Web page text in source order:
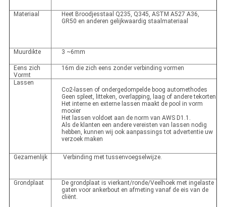
Materiaal
Heet Broodjesstaal Q235, Q345, ASTM A527 A36,
GR50 en anderen gelijkwaardig staalmateriaal
Muurdikte 3 ~6mm
Eens zich
Vormt
16m die zich eens zonder verbinding vormen
Lassen
Co2-lassen of ondergedompelde boog automethodes
Geen spleet, litteken, overlapping, laag of andere tekorten
Het interne en externe lassen maakt de pool in vorm
mooier
Het lassen voldoet aan de norm van AWS D1.1.
Als de klanten een andere vereisten van lassen nodig
hebben, kunnen wij ook aanpassings tot advertentie uw
verzoek maken
Gezamenlijk Verbinding met tussenvoegselwijze.
Grondplaat
De grondplaat is vierkant/ronde/Veelhoek met ingelaste
gaten voor ankerbout en afmeting vanaf de eis van de
cliënt.